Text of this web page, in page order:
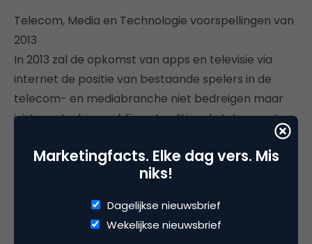
Telecom, Media en Technologie voorspellingen van
2013
In 2013 zal de opkomst van apps en televisie via
internet de positie van bestaande spelers in de
telecom- en mediabranche niet bedreigen maar
juist versterken en blijven traditionele tv’s en pc’s
stand houden naast tablets en smartphones. Dit
zijn slechts enkele voorspellingen uit de TMT
Predictions 2013. Met dit jaarlijks initiatief geeft
Deloitte haar toekomstvisie op ontwikkelingen en
trends binnen de wereldwijde technologie-, media-
en telecombranche (TMT).
Marketingfacts. Elke dag vers. Mis
niks!
Dagelijkse nieuwsbrief
Wekelijkse nieuwsbrief